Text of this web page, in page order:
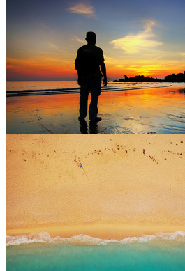
树木植物与碧绿的大海摄影高清图片
2048 × 1375 JPG
人物剪影与天边的晚霞摄影高清图片
2045 × 1363
JPG